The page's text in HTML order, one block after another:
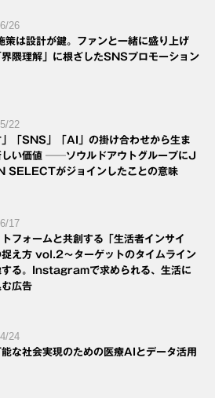
26
策は設計が鍵。ファンと一緒に盛り上げ
界隈理解」に根ざしたSNSプロモーション
22
」「SNS」「AI」の掛け合わせから生ま
しい価値 ──ソウルドアウトグループにJ
SELECTがジョインしたことの意味
17
トフォームと共創する「生活者インサイ
捉え方 vol.2～ターゲットのタイムライン
する。Instagramで求められる、生活に
広告
24
な社会実現のための医療AIとデータ活用